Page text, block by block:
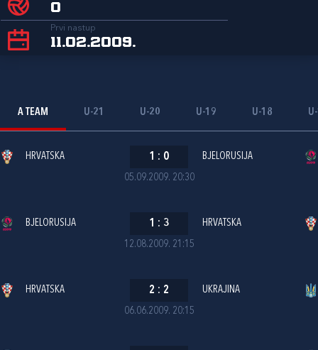
0
Prvi nastup
11.02.2009.
A TEAM U-21 U-20 U-19 U-18
05.09.2009. 20:30
HRVATSKA 1 : 0 BJELORUSIJA
12.08.2009. 21:15
BJELORUSIJA 1 : 3 HRVATSKA
06.06.2009. 20:15
HRVATSKA 2 : 2 UKRAJINA